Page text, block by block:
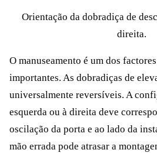
Orientação da dobradiça de
direita.
O manuseamento é um dos
importantes. As dobradiças de
universalmente reversíveis. A
esquerda ou à direita deve
oscilação da porta e ao lado da
mão errada pode atrasar a